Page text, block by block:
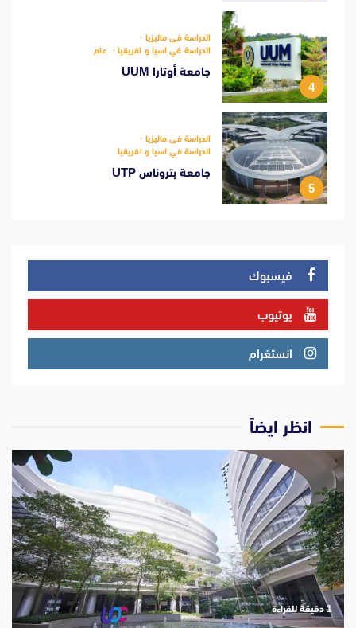
4
الدراسة فى ماليزيا
الدراسة في اسيا و افريقيا
عام
جامعة أوتارا UUM
5
الدراسة فى ماليزيا
الدراسة في اسيا و افريقيا
جامعة بتروناس UTP
فيسبوك
يوتيوب
انستغرام
انظر ايضاً
‫1 دقيقة للقراءة